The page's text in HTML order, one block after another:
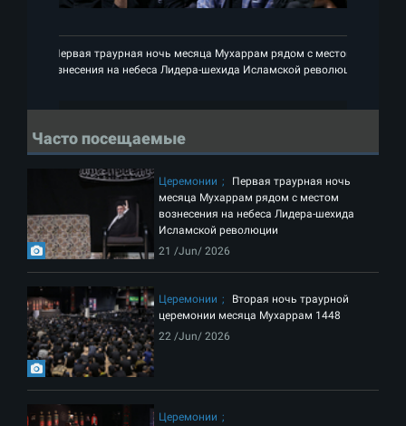
Первая траурная ночь месяца Мухаррам рядом с местом
вознесения на небеса Лидера-шехида Исламской революции
Часто посещаемые
Церемонии
Первая траурная ночь
месяца Мухаррам рядом с местом
вознесения на небеса Лидера-шехида
Исламской революции
21 /Jun/ 2026
Церемонии
Вторая ночь траурной
церемонии месяца Мухаррам 1448
22 /Jun/ 2026
Церемонии